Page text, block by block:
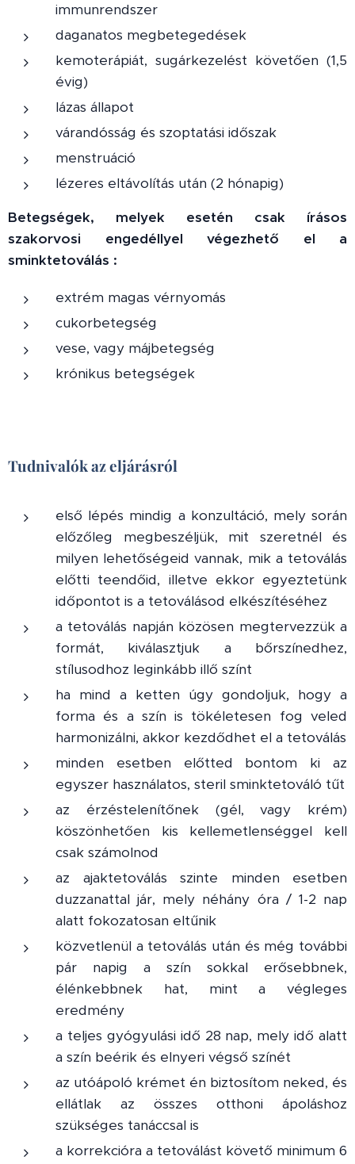
immunrendszer
daganatos megbetegedések
kemoterápiát, sugárkezelést követően (1,5
évig)
lázas állapot
várandósság és szoptatási időszak
menstruáció
lézeres eltávolítás után (2 hónapig)
Betegségek, melyek esetén csak írásos
szakorvosi engedéllyel végezhető el a
sminktetoválás :
extrém magas vérnyomás
cukorbetegség
vese, vagy májbetegség
krónikus betegségek
Tudnivalók az eljárásról
első lépés mindig a konzultáció, mely során
előzőleg megbeszéljük, mit szeretnél és
milyen lehetőségeid vannak, mik a tetoválás
előtti teendőid, illetve ekkor egyeztetünk
időpontot is a tetoválásod elkészítéséhez
a tetoválás napján közösen megtervezzük a
formát, kiválasztjuk a bőrszínedhez,
stílusodhoz leginkább illő színt
ha mind a ketten úgy gondoljuk, hogy a
forma és a szín is tökéletesen fog veled
harmonizálni, akkor kezdődhet el a tetoválás
minden esetben előtted bontom ki az
egyszer használatos, steril sminktetováló tűt
az érzéstelenítőnek (gél, vagy krém)
köszönhetően kis kellemetlenséggel kell
csak számolnod
az ajaktetoválás szinte minden esetben
duzzanattal jár, mely néhány óra / 1-2 nap
alatt fokozatosan eltűnik
közvetlenül a tetoválás után és még további
pár napig a szín sokkal erősebbnek,
élénkebbnek hat, mint a végleges
eredmény
a teljes gyógyulási idő 28 nap, mely idő alatt
a szín beérik és elnyeri végső színét
az utóápoló krémet én biztosítom neked, és
ellátlak az összes otthoni ápoláshoz
szükséges tanáccsal is
a korrekcióra a tetoválást követő minimum 6